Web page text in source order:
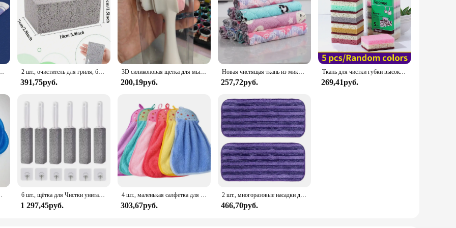
коврик для отеля, ресторана, кухонные аксессуары, инструменты для уборки, подставка 2 шт., очиститель для гриля, блок для чистки камней, прочная щетка для чистки барбекю, решетка для кемпинга, удаление грязи, ржавчины, очиститель железной пластины, прочный
391,75руб.
3D силиконовая щетка для мытья лица, ручная очищающая щетка, очищающее средство для лица, щетка для чистки с мягкой щетиной, двусторонняя массажная щетка
200,19руб.
Новая чистящая ткань из микрофибры, набор кухонных полотенец, полотенце для посуды, кухонные предметы, бытовые инструменты, салфетка для мытья посуды, впитывающие тряпки
257,72руб.
Ткань для чистки губки высокой плотности, ткань для мытья посуды, нежирные принадлежности для кухни и общественного питания, губчатая щетка, кастрюля и чаша
269,41руб.
проволокой 6 шт., щётка для Чистки унитаза, с ручкой
1 297,45руб.
4 шт., маленькая салфетка для мытья посуды
303,67руб.
2 шт., многоразовые насадки для швабры из микрофибры
466,70руб.